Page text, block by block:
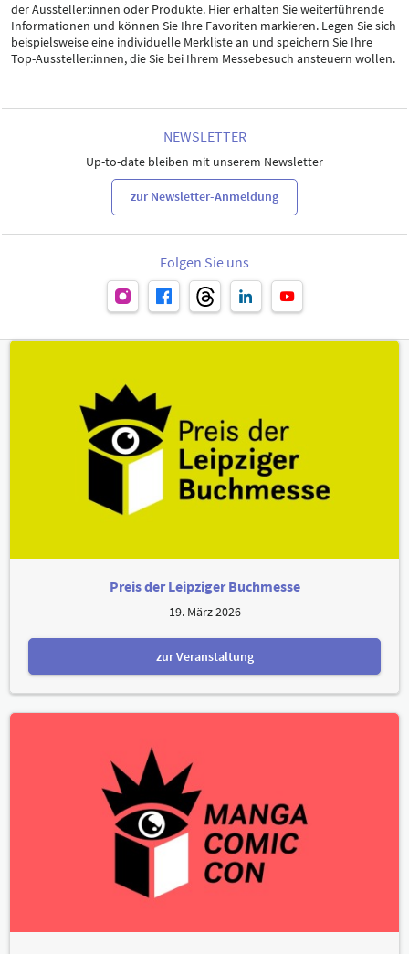
der Aussteller:innen oder Produkte. Hier erhalten Sie weiterführende
Informationen und können Sie Ihre Favoriten markieren. Legen Sie sich
beispielsweise eine individuelle Merkliste an und speichern Sie Ihre
Top-Aussteller:innen, die Sie bei Ihrem Messebesuch ansteuern wollen.
NEWSLETTER
Up-to-date bleiben mit unserem Newsletter
zur Newsletter-Anmeldung
Folgen Sie uns
Preis der Leipziger Buchmesse
19. März 2026
zur Veranstaltung